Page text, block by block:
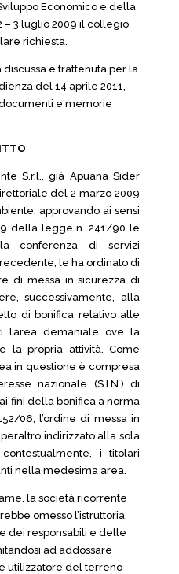
Economico e della
– 3 luglio 2009 il collegio
richiesta.
e trattenuta per la
del 14 aprile 2011,
e memorie
S.r.l., già Apuana Sider
del 2 marzo 2009
approvando ai sensi
9 della legge n. 241/90 le
conferenza di servizi
le ha ordinato di
di messa in sicurezza di
successivamente, alla
di bonifica relativo alle
l’area demaniale ove la
la propria attività. Come
in questione è compresa
nazionale (S.I.N.) di
fini della bonifica a norma
06; l’ordine di messa in
indirizzato alla sola
i titolari
nella medesima area.
la società ricorrente
omesso l’istruttoria
dei responsabili e delle
ad addossare
utilizzatore del terreno